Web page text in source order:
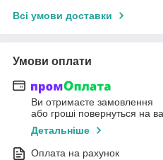
Всі умови доставки
Умови оплати
Ви отримаєте замовлення
або гроші повернуться на
Детальніше
Оплата на рахунок